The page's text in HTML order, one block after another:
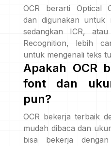
OCR berarti Optical
dan digunakan untuk
sedangkan ICR,
Recognition, lebih
untuk mengenali teks
Apakah OCR
font dan
pun?
OCR bekerja terbaik
mudah dibaca dan
bisa bekerja